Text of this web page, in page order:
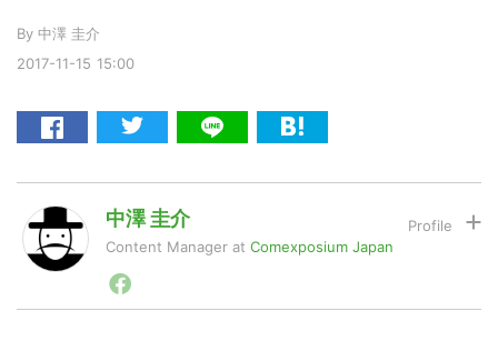
2017-11-15 15:00
By 中澤 圭介
中澤 圭介
Content Manager at Comexposium Japan
1998年西南学院大学卒業後、広告界の専門誌を発行す
る出版社に入社。セールスプロモーションの専門誌の編
暗号資産
Drone
LINE
投資家登録
Daily Weekly